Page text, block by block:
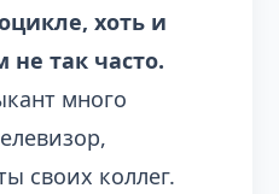
хоть и
так часто.
много
своих коллег.